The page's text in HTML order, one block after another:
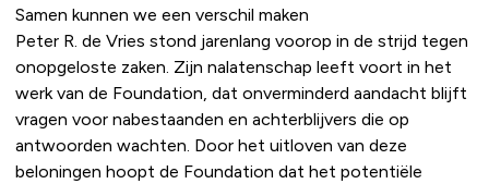
Samen kunnen we een verschil maken
Peter R. de Vries stond jarenlang voorop in de strijd tegen
onopgeloste zaken. Zijn nalatenschap leeft voort in het
werk van de Foundation, dat onverminderd aandacht blijft
vragen voor nabestaanden en achterblijvers die op
antwoorden wachten. Door het uitloven van deze
beloningen hoopt de Foundation dat het potentiële